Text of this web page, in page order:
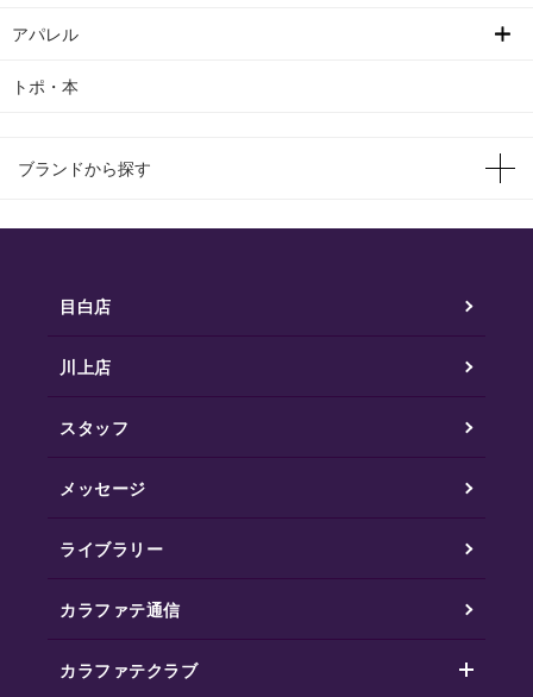
アパレル
トポ・本
ブランドから探す
目白店
川上店
スタッフ
メッセージ
ライブラリー
カラファテ通信
カラファテクラブ